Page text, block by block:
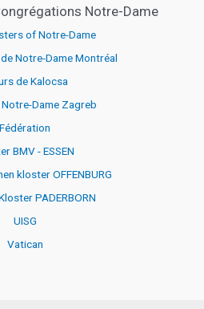
Notre-Dame
of Notre-Dame
Notre-Dame Montréal
de Kalocsa
Dame Zagreb
Fédération
BMV - ESSEN
kloster OFFENBURG
PADERBORN
UISG
Vatican